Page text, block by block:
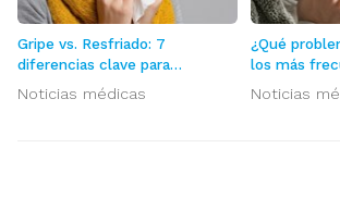
Gripe vs. Resfriado: 7
diferencias clave para
identificarlos
Noticias médicas
¿Qué
los más
invierno?
Noticias